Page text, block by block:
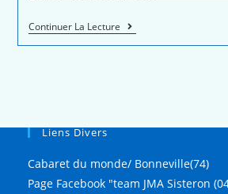
Continuer La Lecture
Liens Divers
Cabaret du monde/ Bonneville(74)
Page Facebook "team JMA Sisteron